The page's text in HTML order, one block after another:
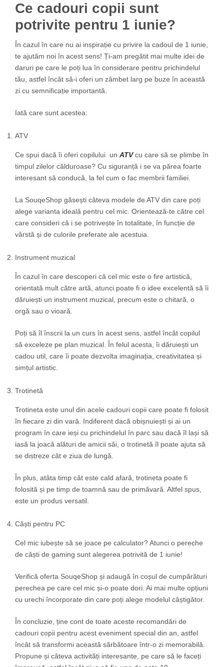
Ce cadouri copii sunt
potrivite pentru 1 iunie?
În cazul în care nu ai inspirație cu privire la cadoul de 1 iunie,
te ajutăm noi în acest sens! Ți-am pregătit mai multe idei de
daruri pe care le poți lua în considerare pentru prichindelul
tău, astfel încât să-i oferi un zâmbet larg pe buze în această
zi cu semnificație importantă.
Iată care sunt acestea:
ATV
Ce spui dacă îi oferi copilului un ATVcu care să se plimbe în
timpul zilelor călduroase? Cu siguranță i se va părea foarte
interesant să conducă, la fel cum o fac membrii familiei.
La SouqeShop găsești câteva modele de ATV din care poți
alege varianta ideală pentru cel mic. Orientează-te către cel
care consideri că i se potrivește în totalitate, în funcție de
vârstă și de culorile preferate ale acestuia.
Instrument muzical
În cazul în care descoperi că cel mic este o fire artistică,
orientată mult către artă, atunci poate fi o idee excelentă să îi
dăruiești un instrument muzical, precum este o chitară, o
orgă sau o vioară.
Poți să îl înscrii la un curs în acest sens, astfel încât copilul
să exceleze pe plan muzical. În felul acesta, îi dăruiești un
cadou util, care îi poate dezvolta imaginația, creativitatea și
simțul artistic.
Trotinetă
Trotineta este unul din acele cadouri copii care poate fi folosit
în fiecare zi din vară. Indiferent dacă obișnuiești și ai un
program în care ieși cu prichindelul în parc sau dacă îl lași să
iasă la joacă alături de amicii săi, o trotinetă îl poate ajuta să
se distreze cât e ziua de lungă.
În plus, atâta timp cât este cald afară, trotineta poate fi
folosită și pe timp de toamnă sau de primăvară. Altfel spus,
este un produs versatil.
Căști pentru PC
Cel mic iubește să se joace pe calculator? Atunci o pereche
de căști de gaming sunt alegerea potrivită de 1 iunie!
Verifică oferta SouqeShop și adaugă în coșul de cumpărături
perechea pe care cel mic și-o poate dori. Ai mai multe opțiuni
cu urechi încorporate din care poți alege modelul câștigător.
În concluzie, ține cont de toate aceste recomandări de
cadouri copii pentru acest eveniment special din an, astfel
încât să transformi această sărbătoare într-o zi memorabilă.
Propune și câteva activități interesante, pe care să le faceți